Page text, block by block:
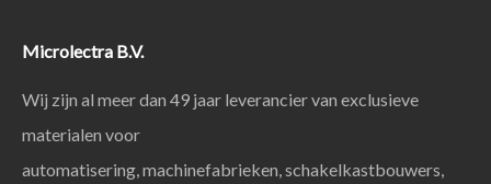
Microlectra B.V.
Wij zijn al meer dan 49 jaar leverancier van exclusieve
materialen voor
automatisering, machinefabrieken, schakelkastbouwers,